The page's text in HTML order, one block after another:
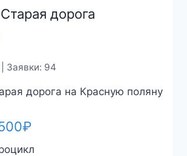
дорога
Заявки: 94
дорога на Красную поляну
₽